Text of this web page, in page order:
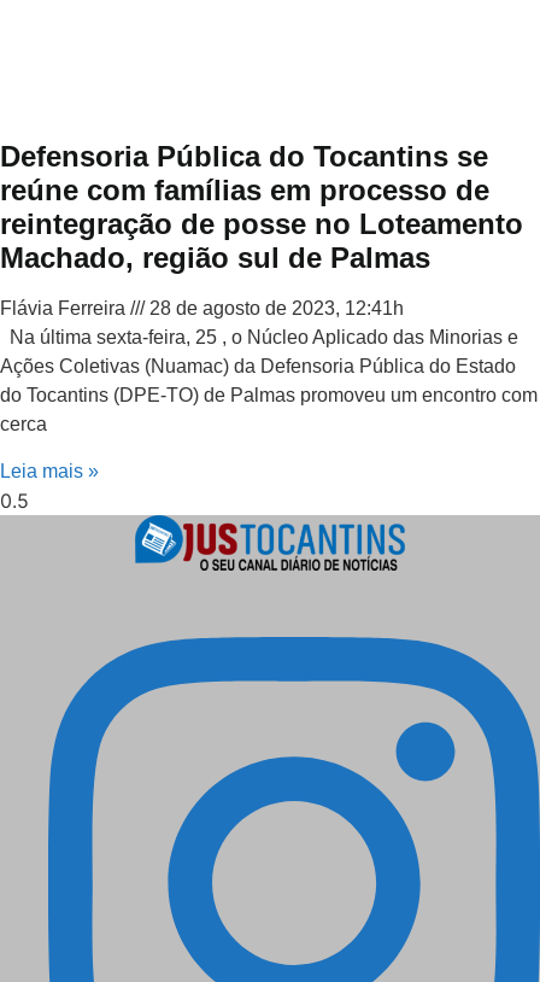
Defensoria Pública do Tocantins se
reúne com famílias em processo de
reintegração de posse no Loteamento
Machado, região sul de Palmas
Flávia Ferreira
28 de agosto de 2023, 12:41h
Na última sexta-feira, 25 , o Núcleo Aplicado das Minorias e
Ações Coletivas (Nuamac) da Defensoria Pública do Estado
do Tocantins (DPE-TO) de Palmas promoveu um encontro com
cerca
Leia mais »